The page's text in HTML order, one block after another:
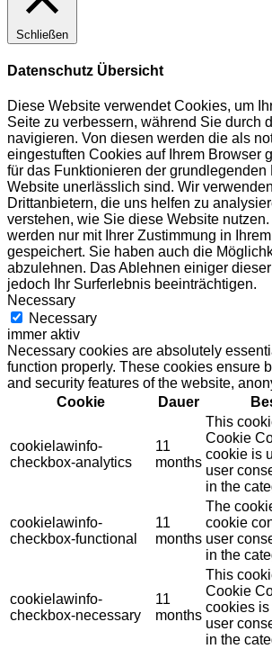
Schließen
Datenschutz Übersicht
Diese Website verwendet Cookies, um
Seite zu verbessern, während Sie durch
navigieren. Von diesen werden die als
eingestuften Cookies auf Ihrem Browser
für das Funktionieren der grundlegenden
Website unerlässlich sind. Wir
Drittanbietern, die uns helfen zu
verstehen, wie Sie diese Website
werden nur mit Ihrer Zustimmung in
gespeichert. Sie haben auch die
abzulehnen. Das Ablehnen einiger
jedoch Ihr Surferlebnis beeinträchtigen.
Necessary
Necessary
immer aktiv
Necessary cookies are absolutely
function properly. These cookies ensure
and security features of the website,
Cookie
Dauer
cookielawinfo-
checkbox-analytics
11
months
This
Cookie
cookie is
user
in the
cookielawinfo-
checkbox-functional
11
months
The
cookie
user
in the
cookielawinfo-
checkbox-necessary
11
months
This
Cookie
cookies is
user
in the